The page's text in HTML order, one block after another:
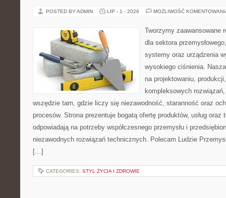
POSTED BY ADMIN LIP - 1 - 2026 MOŻLIWOŚĆ
Tworzymy zaawansowane
dla sektora
systemy oraz urządzenia
wysokiego ciśnienia.
na projektowaniu,
kompleksowych
wszędzie tam, gdzie liczy się niezawodność, staranność oraz
procesów. Strona prezentuje bogatą ofertę produktów, usług oraz
odpowiadają na potrzeby współczesnego przemysłu i
niezawodnych rozwiązań technicznych. Polecam Ludzie
[…]
CATEGORIES: STYL ŻYCIA I ZDROWIE